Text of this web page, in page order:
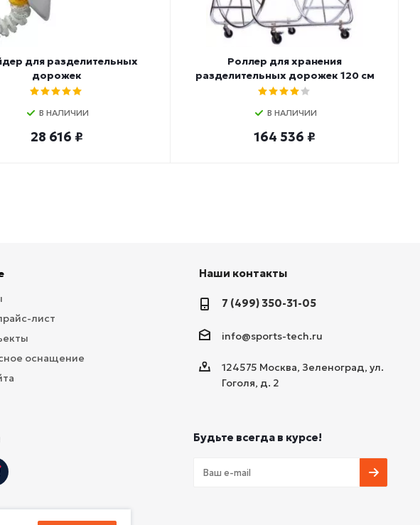
для разделительных
дорожек
В НАЛИЧИИ
28 616 ₽
Роллер для хранения
разделительных дорожек 120 см
В НАЛИЧИИ
164 536 ₽
лист
оснащение
Наши контакты
7 (499) 350-31-05
info@sports-tech.ru
124575 Москва, Зеленоград, ул.
Гоголя, д. 2
Будьте всегда в курсе!